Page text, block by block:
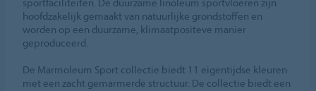
hoofdzakelijk gemaakt van natuurlijke grondstoffen en
worden op een duurzame, klimaatpositeve manier
geproduceerd.
De Marmoleum Sport collectie biedt 11 eigentijdse kleuren
met een zacht gemarmerde structuur. De collectie biedt een